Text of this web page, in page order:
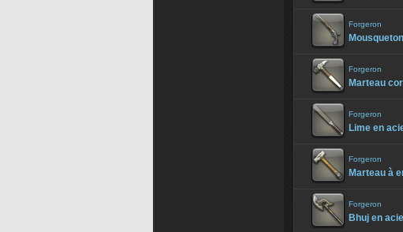
Forgeron
Forgeron
Marteau
Forgeron
Lime en
Forgeron
Marteau à
Forgeron
Bhuj en